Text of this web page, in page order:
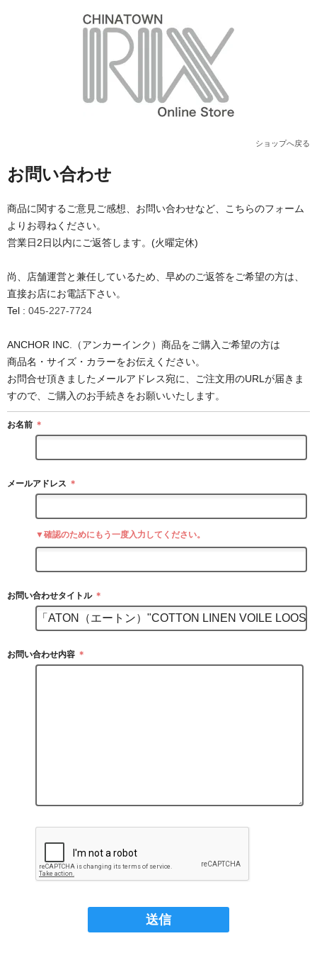
ショップへ戻る
お問い合わせ
商品に関するご意見ご感想、お問い合わせなど、こちらのフォーム
よりお尋ねください。
営業日2日以内にご返答します。(火曜定休)
尚、店舗運営と兼任しているため、早めのご返答をご希望の方は、
直接お店にお電話下さい。
Tel : 045-227-7724
ANCHOR INC.（アンカーインク）商品をご購入ご希望の方は
商品名・サイズ・カラーをお伝えください。
お問合せ頂きましたメールアドレス宛に、ご注文用のURLが届きま
すので、ご購入のお手続きをお願いいたします。
お名前 ＊
メールアドレス ＊
▼確認のためにもう一度入力してください。
お問い合わせタイトル ＊
お問い合わせ内容 ＊